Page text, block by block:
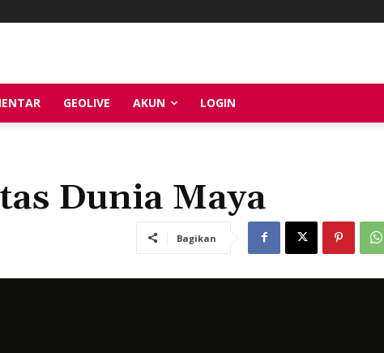
GEOLIVE AKUN LOGIN
Dunia Maya
Bagikan